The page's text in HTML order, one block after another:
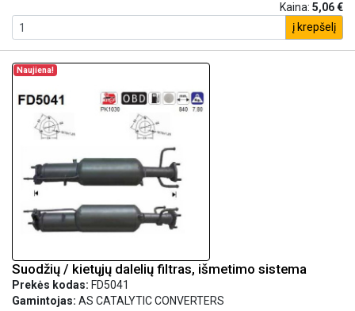
Kaina: 5,06 €
į krepšelį
Naujiena!
Suodžių / kietųjų dalelių filtras, išmetimo sistema
Prekės kodas: FD5041
Gamintojas: AS CATALYTIC CONVERTERS